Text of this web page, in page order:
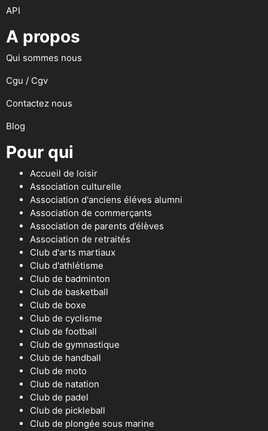
API
A propos
Qui sommes nous
Cgu / Cgv
Contactez nous
Blog
Pour qui
Accueil de loisir
Association culturelle
Association d'anciens éléves alumni
Association de commerçants
Association de parents d’élèves
Association de retraités
Club d'arts martiaux
Club d'athlétisme
Club de badminton
Club de basketball
Club de boxe
Club de cyclisme
Club de football
Club de gymnastique
Club de handball
Club de moto
Club de natation
Club de padel
Club de pickleball
Club de plongée sous marine